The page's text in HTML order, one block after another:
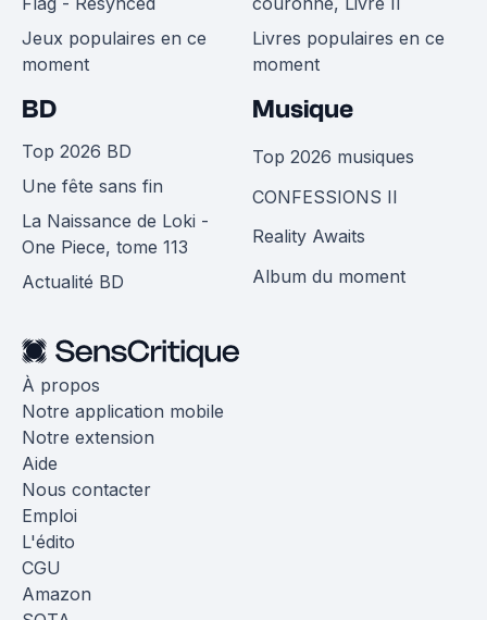
Jeux populaires en ce
moment
Livres populaires en ce
moment
BD
Top 2026 BD
Une fête sans fin
La Naissance de Loki -
One Piece, tome 113
Actualité BD
Musique
Top 2026 musiques
CONFESSIONS II
Reality Awaits
Album du moment
À propos
Notre application mobile
Notre extension
Aide
Nous contacter
Emploi
L'édito
CGU
Amazon